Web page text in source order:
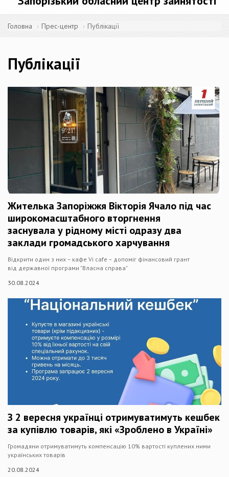
Головна Прес-центр Публікації
Публікації
Жителька Запоріжжя Вікторія Ячало під час
широкомасштабного вторгнення
заснувала у рідному місті одразу два
заклади громадського харчування
Відкрити один з них – кафе Vi cafe – допоміг фінансовий грант
від державної програми "Власна справа"
30.08.2024
З 2 вересня українці отримуватимуть кешбек
за купівлю товарів, які «Зроблено в Україні»
Громадяни отримуватимуть компенсацію 10% вартості куплених ними
українських товарів
20.08.2024